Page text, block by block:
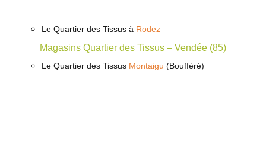
Le Quartier des Tissus à Rodez
Magasins Quartier des Tissus – Vendée (85)
Le Quartier des Tissus Montaigu (Boufféré)